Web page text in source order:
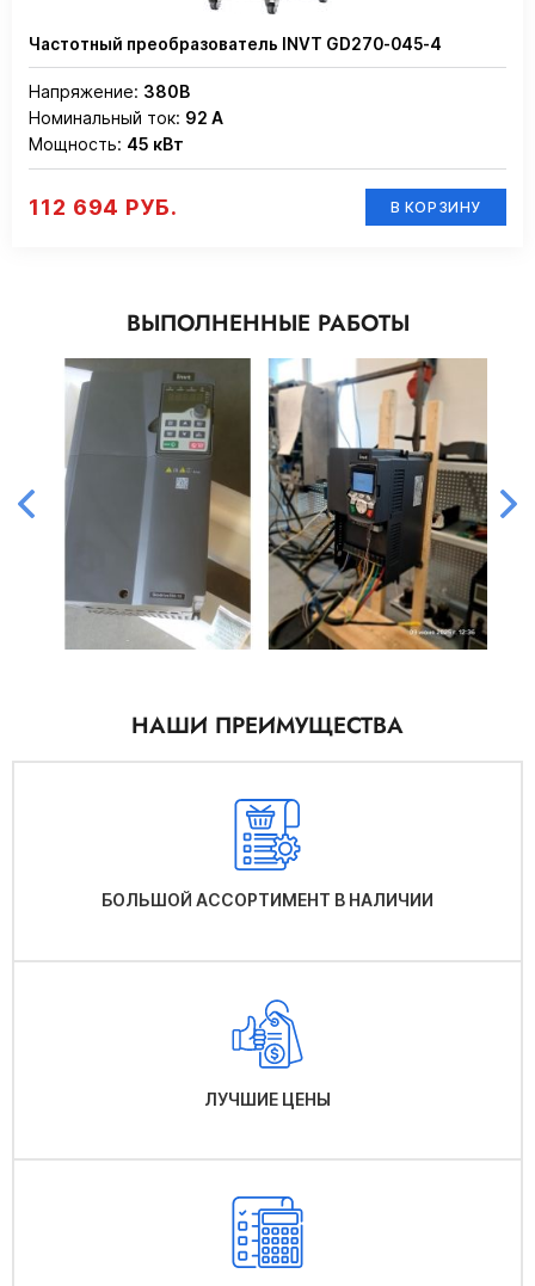
Частотный преобразователь INVT GD270-045-4
Напряжение: 380В
Номинальный ток: 92 А
Мощность: 45 кВт
112 694 РУБ. В КОРЗИНУ
ВЫПОЛНЕННЫЕ РАБОТЫ
НАШИ ПРЕИМУЩЕСТВА
БОЛЬШОЙ АССОРТИМЕНТ В НАЛИЧИИ
ЛУЧШИЕ ЦЕНЫ